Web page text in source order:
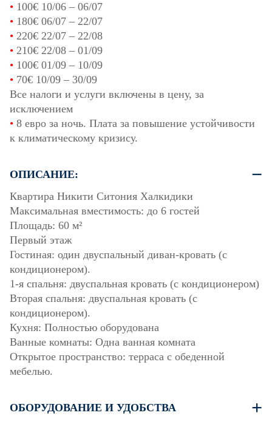
• 100€ 10/06 – 06/07
• 180€ 06/07 – 22/07
• 220€ 22/07 – 22/08
• 210€ 22/08 – 01/09
• 100€ 01/09 – 10/09
• 70€ 10/09 – 30/09
Все налоги и услуги включены в цену, за
исключением
• 8 евро за ночь. Плата за повышение устойчивости
к климатическому кризису.
ОПИСАНИЕ:
Квартира Никити Ситония Халкидики
Максимальная вместимость: до 6 гостей
Площадь: 60 м²
Первый этаж
Гостиная: один двуспальный диван-кровать (с
кондиционером).
1-я спальня: двуспальная кровать (с кондиционером)
Вторая спальня: двуспальная кровать (с
кондиционером).
Кухня: Полностью оборудована
Ванные комнаты: Одна ванная комната
Открытое пространство: терраса с обеденной
мебелью.
ОБОРУДОВАНИЕ И УДОБСТВА